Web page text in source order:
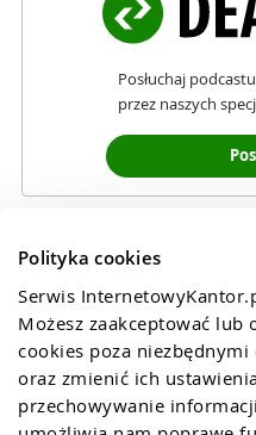
Polityka cookies
Serwis
Możesz zaakceptować lub
cookies poza
oraz zmienić ich
przechowywanie
Posłuchaj
przez naszych